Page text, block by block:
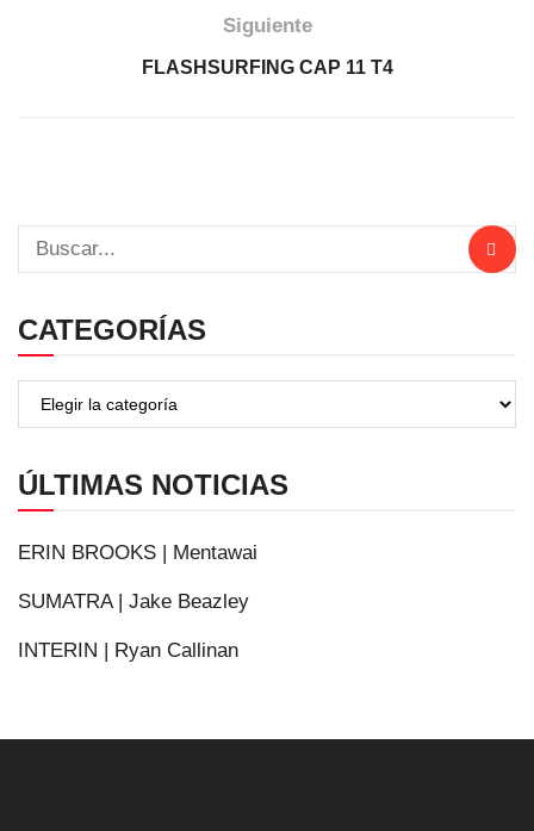
Siguiente
FLASHSURFING CAP 11 T4
CATEGORÍAS
ÚLTIMAS NOTICIAS
ERIN BROOKS | Mentawai
SUMATRA | Jake Beazley
INTERIN | Ryan Callinan